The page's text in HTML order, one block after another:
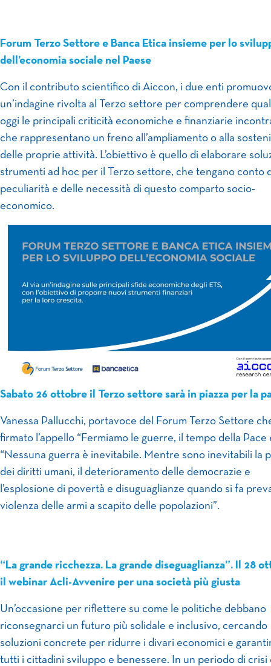
Forum Terzo Settore e Banca Etica insieme per lo
dell’economia sociale nel Paese
Con il contributo scientifico di Aiccon, i due enti
un’indagine rivolta al Terzo settore per comprendere
oggi le principali criticità economiche e finanziarie
che rappresentano un freno all’ampliamento o alla
delle proprie attività. L’obiettivo è quello di elaborare
strumenti ad hoc per il Terzo settore, che tengano conto
peculiarità e delle necessità di questo comparto socio-
economico.
Sabato 26 ottobre il Terzo settore sarà in piazza per la
Vanessa Pallucchi, portavoce del Forum Terzo Settore
firmato l’appello “Fermiamo le guerre, il tempo della Pace
“Nessuna guerra è inevitabile. Mentre sono inevitabili la
dei diritti umani, il deterioramento delle democrazie e
l’esplosione di povertà e disuguaglianze quando si fa
violenza delle armi a scapito delle popolazioni”.
“La grande ricchezza. La grande diseguaglianza”. Il 28
il webinar Acli-Avvenire per una società più giusta
Un’occasione per riflettere su come le politiche debbano
riconsegnarci un futuro più solidale e inclusivo, cercando
soluzioni concrete per ridurre i divari economici e
tutti i cittadini sviluppo e benessere. In un periodo di crisi